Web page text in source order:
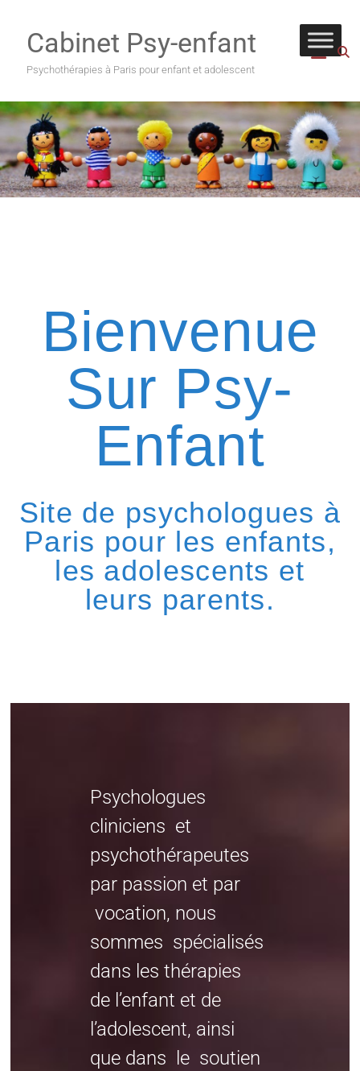
Cabinet Psy-enfant
Psychothérapies à Paris pour enfant et adolescent
Bienvenue
Sur Psy-
Enfant
Site de psychologues à
Paris pour les enfants,
les adolescents et
leurs parents.​
Psychologues
cliniciens et
psychothérapeutes
par passion et par
vocation, nous
sommes spécialisés
dans les thérapies
de l’enfant et de
l’adolescent, ainsi
que dans le soutien